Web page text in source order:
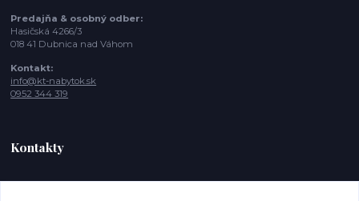
Predajňa & osobný odber:
Hasičská 4266/3
018 41 Dubnica nad Váhom
Kontakt:
info@kt-nabytok.sk
0952 344 319
Kontakty